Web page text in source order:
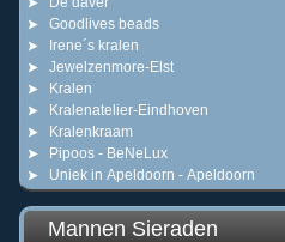
Goodlives beads
Irene´s kralen
Jewelzenmore-Elst
Kralen
Kralenatelier-Eindhoven
Kralenkraam
Pipoos - BeNeLux
Uniek in Apeldoorn - Apeldoorn
Mannen Sieraden